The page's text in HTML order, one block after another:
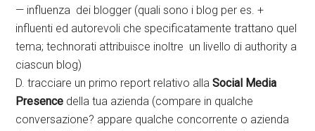
— influenza dei blogger (quali sono i blog per es. +
influenti ed autorevoli che specificatamente trattano quel
tema; technorati attribuisce inoltre un livello di authority a
ciascun blog)
D. tracciare un primo report relativo allaSocial Media
Presence della tua azienda (compare in qualche
conversazione? appare qualche concorrente o azienda